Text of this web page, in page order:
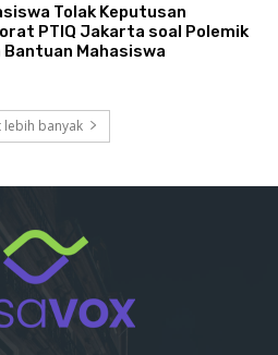
Tolak Keputusan
PTIQ Jakarta soal Polemik
Bantuan Mahasiswa
lebih banyak